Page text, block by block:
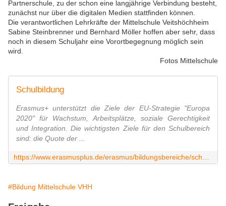
Partnerschule, zu der schon eine langjährige Verbindung besteht,
zunächst nur über die digitalen Medien stattfinden können.
Die verantwortlichen Lehrkräfte der Mittelschule Veitshöchheim
Sabine Steinbrenner und Bernhard Möller hoffen aber sehr, dass
noch in diesem Schuljahr eine Vorortbegegnung möglich sein
wird.
Fotos Mittelschule
Schulbildung
Erasmus+ unterstützt die Ziele der EU-Strategie "Europa
2020" für Wachstum, Arbeitsplätze, soziale Gerechtigkeit
und Integration. Die wichtigsten Ziele für den Schulbereich
sind: die Quote der ...
#Bildung Mittelschule VHH